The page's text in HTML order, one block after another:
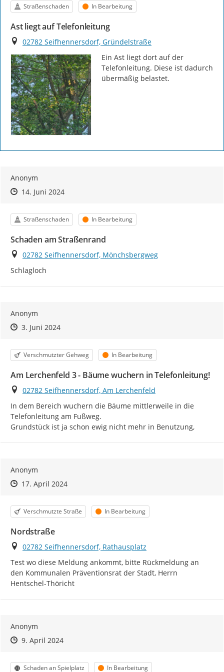
Kategorie
Straßenschaden Status
In Bearbeitung
Ast liegt auf Telefonleitung
Ort
02782 Seifhennersdorf, Gründelstraße
Ein Ast liegt dort auf der
Telefonleitung. Diese ist dadurch
übermäßig belastet.
Anonym
Zeitpunkt des Erstellens
Zeitpunkt des Erstellens
14. Juni 2024Zur Äußerung
Kategorie
Straßenschaden Status
In Bearbeitung
Schaden am Straßenrand
Ort
02782 Seifhennersdorf, Mönchsbergweg
Schlagloch
Anonym
Zeitpunkt des Erstellens
Zeitpunkt des Erstellens
3. Juni 2024Zur Äußerung
Kategorie
Verschmutzter Gehweg Status
In Bearbeitung
Am Lerchenfeld 3 - Bäume wuchern in Telefonleitung!
Ort
02782 Seifhennersdorf, Am Lerchenfeld
In dem Bereich wuchern die Bäume mittlerweile in die
Telefonleitung am Fußweg.
Grundstück ist ja schon ewig nicht mehr in Benutzung,
Anonym
Zeitpunkt des Erstellens
Zeitpunkt des Erstellens
17. April 2024Zur Äußerung
Kategorie
Verschmutzte Straße Status
In Bearbeitung
Nordstraße
Ort
02782 Seifhennersdorf, Rathausplatz
Test wo diese Meldung ankommt, bitte Rückmeldung an
den Kommunalen Präventionsrat der Stadt, Herrn
Hentschel-Thöricht
Anonym
Zeitpunkt des Erstellens
Zeitpunkt des Erstellens
9. April 2024Zur Äußerung
Kategorie
Schaden an Spielplatz Status
In Bearbeitung